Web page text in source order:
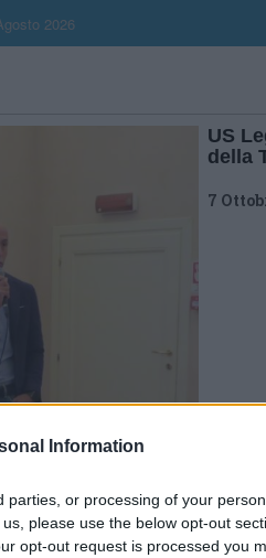
Information
parties, or processing of your
please use the below opt-out
opt-out request is processed you
2026
US
della
7